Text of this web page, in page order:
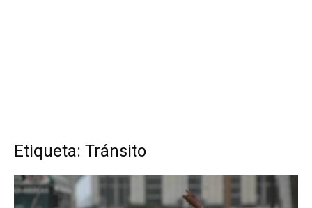
Etiqueta: Tránsito